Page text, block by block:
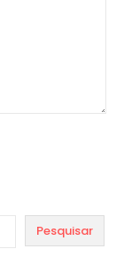
Pesquisar